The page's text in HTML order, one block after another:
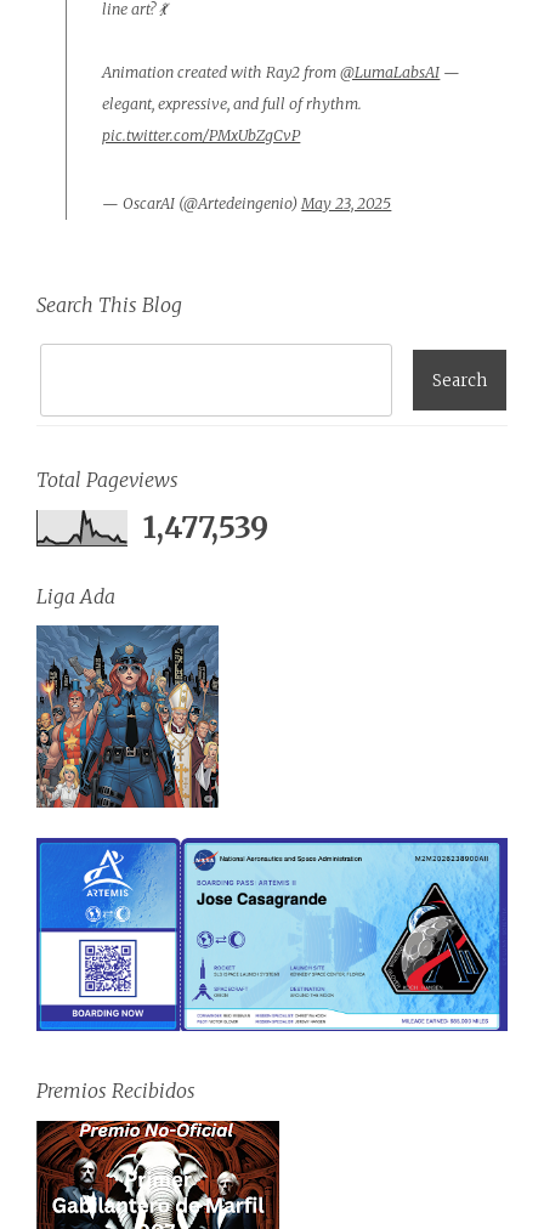
line art? 💃
Animation created with Ray2 from@LumaLabsAI —
elegant, expressive, and full of rhythm.
pic.twitter.com/PMxUbZgCvP
— OscarAI (@Artedeingenio) May 23, 2025
Search This Blog
Total Pageviews
1,477,539
Liga Ada
Premios Recibidos